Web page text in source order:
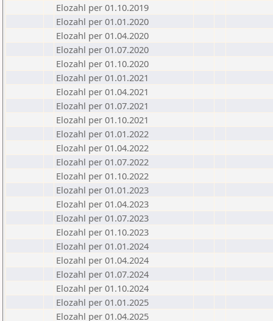
Elozahl per 01.10.2019
Elozahl per 01.01.2020
Elozahl per 01.04.2020
Elozahl per 01.07.2020
Elozahl per 01.10.2020
Elozahl per 01.01.2021
Elozahl per 01.04.2021
Elozahl per 01.07.2021
Elozahl per 01.10.2021
Elozahl per 01.01.2022
Elozahl per 01.04.2022
Elozahl per 01.07.2022
Elozahl per 01.10.2022
Elozahl per 01.01.2023
Elozahl per 01.04.2023
Elozahl per 01.07.2023
Elozahl per 01.10.2023
Elozahl per 01.01.2024
Elozahl per 01.04.2024
Elozahl per 01.07.2024
Elozahl per 01.10.2024
Elozahl per 01.01.2025
Elozahl per 01.04.2025